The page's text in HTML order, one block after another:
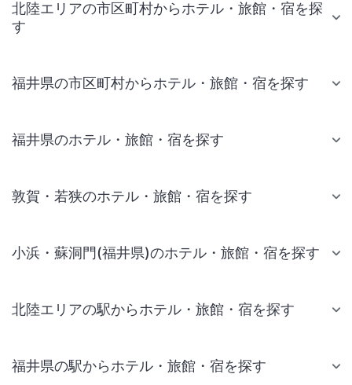
北陸エリアの市区町村からホテル・旅館・宿を探
す
福井県の市区町村からホテル・旅館・宿を探す
福井県のホテル・旅館・宿を探す
敦賀・若狭のホテル・旅館・宿を探す
小浜・蘇洞門(福井県)のホテル・旅館・宿を探す
北陸エリアの駅からホテル・旅館・宿を探す
福井県の駅からホテル・旅館・宿を探す